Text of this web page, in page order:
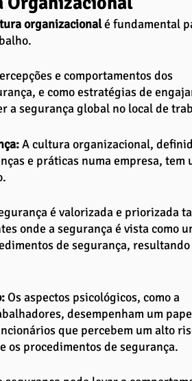
organizacional é fundamental
e comportamentos dos
e como estratégias de
a segurança global no local de
A cultura organizacional,
e práticas numa empresa, tem
é valorizada e priorizada
onde a segurança é vista como
de segurança, resultando
Os aspectos psicológicos, como a
desempenham um
que percebem um alto
os procedimentos de segurança.